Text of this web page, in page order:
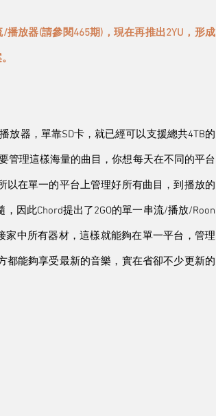
播放器(請參閱465期)，現在再推出2YU，形成
放器，單靠SD卡，就已經可以支援總共4TB的
管理這樣海量的曲目，你想每天在不同的平台
以在單一的平台上管理好所有曲目，到播放的
因此Chord提出了2GO的單一串流/播放/Roon
家中所有器材，這樣就能夠在單一平台，管理
都能夠享受最新的音樂，實在省卻不少更新的